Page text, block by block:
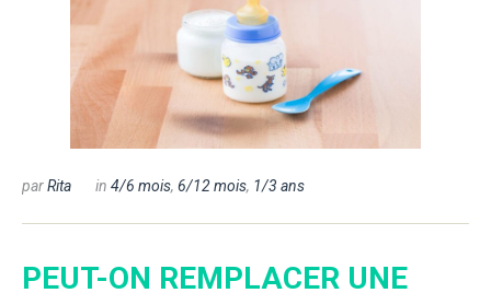
parRita in 4/6 mois, 6/12 mois, 1/3 ans
PEUT-ON REMPLACER UNE